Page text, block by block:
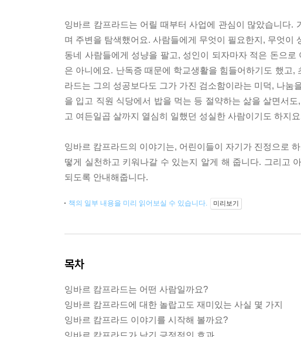
잉바르 캄프라드는 어릴 때부터 사업에 관심이 많았습니다.
며 주변을 탐색했어요. 사람들에게 무엇이 필요한지, 무엇
동네 사람들에게 성냥을 팔고, 성인이 되자마자 적은 돈으
은 아니에요. 난독증 때문에 학교생활을 힘들어하기도 했고
라드는 그의 성공보다도 그가 가진 검소함이라는 미덕, 나
을 입고 직원 식당에서 밥을 먹는 등 절약하는 삶을 살면서
고 여든일곱 살까지 열심히 일했던 성실한 사람이기도 하지
잉바르 캄프라드의 이야기는, 어린이들이 자기가 진정으로
떻게 실천하고 키워나갈 수 있는지 알게 해 줍니다. 그리고
되도록 안내해줍니다.
책의 일부 내용을 미리 읽어보실 수 있습니다. 미리보기
목차
잉바르 캄프라드는 어떤 사람일까요?
잉바르 캄프라드에 대한 놀랍고도 재미있는 사실 몇 가지
잉바르 캄프라드 이야기를 시작해 볼까요?